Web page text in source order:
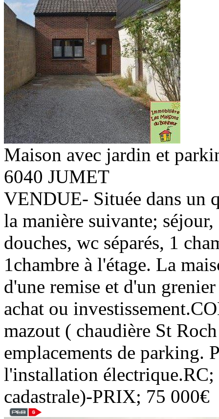
Maison avec jardin et
6040 JUMET
VENDUE- Située dans un
la manière suivante;
douches, wc séparés, 1
1chambre à l'étage. La
d'une remise et d'un
achat ou
mazout ( chaudière St
emplacements de parking.
l'installation électrique.RC;
cadastrale)-PRIX; 75 000€